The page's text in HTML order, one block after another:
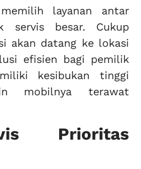
layanan antar
servis besar. Cukup
akan datang ke lokasi
efisien bagi pemilik
kesibukan tinggi
mobilnya terawat
Prioritas